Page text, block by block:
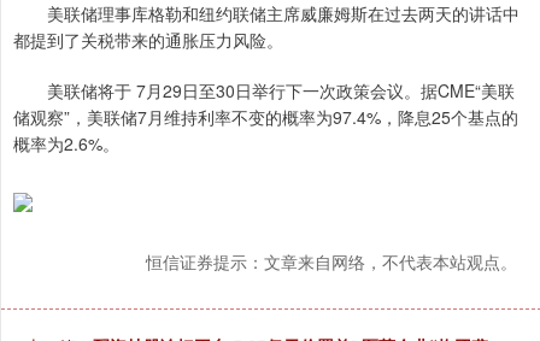
美联储理事库格勒和纽约联储主席威廉姆斯在过去两天的讲话中
都提到了关税带来的通胀压力风险。
美联储将于 7月29日至30日举行下一次政策会议。据CME“美联
储观察”，美联储7月维持利率不变的概率为97.4%，降息25个基点的
概率为2.6%。
恒信证券提示：文章来自网络，不代表本站观点。